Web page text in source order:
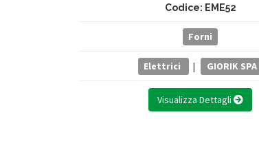
Codice: EME52
Forni
Elettrici | GIORIK SPA
Visualizza Dettagli